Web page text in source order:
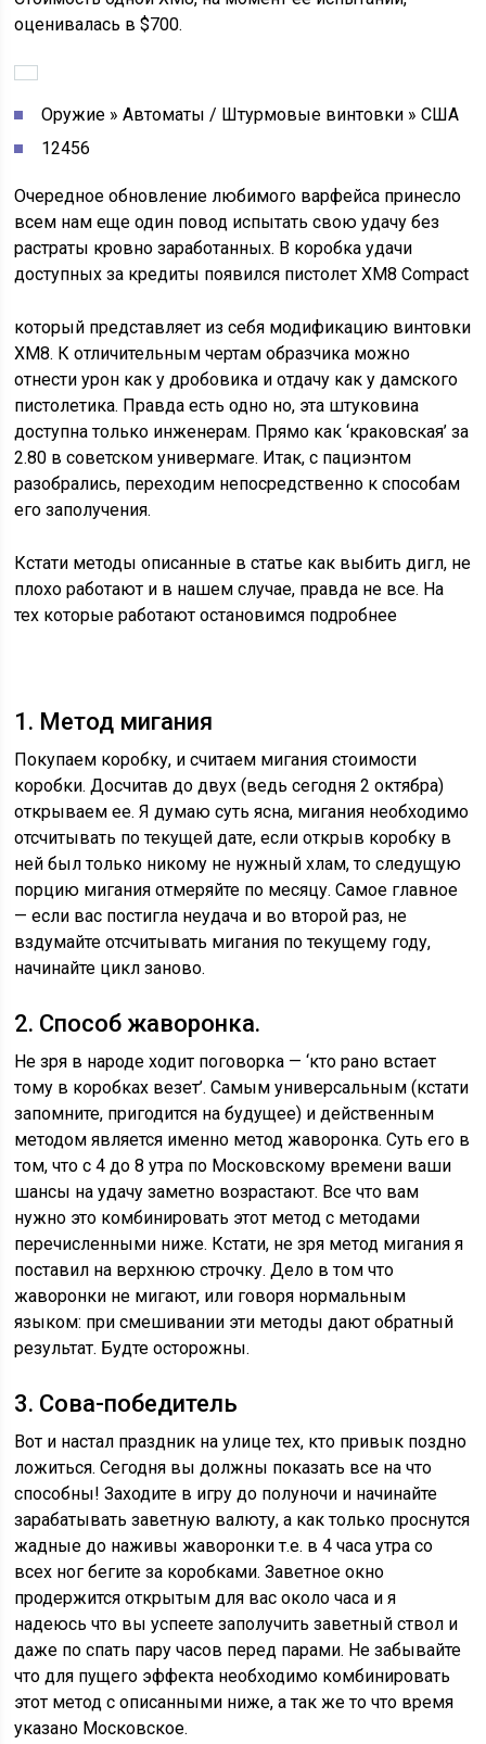
оценивалась в $700.
Оружие » Автоматы / Штурмовые винтовки » США
12456
Очередное обновление любимого варфейса принесло
всем нам еще один повод испытать свою удачу без
растраты кровно заработанных. В коробка удачи
доступных за кредиты появился пистолет XM8 Compact
который представляет из себя модификацию винтовки
XM8. К отличительным чертам образчика можно
отнести урон как у дробовика и отдачу как у дамского
пистолетика. Правда есть одно но, эта штуковина
доступна только инженерам. Прямо как ‘краковская’ за
2.80 в советском универмаге. Итак, с пациэнтом
разобрались, переходим непосредственно к способам
его заполучения.
Кстати методы описанные в статье как выбить дигл, не
плохо работают и в нашем случае, правда не все. На
тех которые работают остановимся подробнее
1. Метод мигания
Покупаем коробку, и считаем мигания стоимости
коробки. Досчитав до двух (ведь сегодня 2 октябра)
открываем ее. Я думаю суть ясна, мигания необходимо
отсчитывать по текущей дате, если открыв коробку в
ней был только никому не нужный хлам, то следущую
порцию мигания отмеряйте по месяцу. Самое главное
— если вас постигла неудача и во второй раз, не
вздумайте отсчитывать мигания по текущему году,
начинайте цикл заново.
2. Способ жаворонка.
Не зря в народе ходит поговорка — ‘кто рано встает
тому в коробках везет’. Самым универсальным (кстати
запомните, пригодится на будущее) и действенным
методом является именно метод жаворонка. Суть его в
том, что с 4 до 8 утра по Московскому времени ваши
шансы на удачу заметно возрастают. Все что вам
нужно это комбинировать этот метод с методами
перечисленными ниже. Кстати, не зря метод мигания я
поставил на верхнюю строчку. Дело в том что
жаворонки не мигают, или говоря нормальным
языком: при смешивании эти методы дают обратный
результат. Будте осторожны.
3. Сова-победитель
Вот и настал праздник на улице тех, кто привык поздно
ложиться. Сегодня вы должны показать все на что
способны! Заходите в игру до полуночи и начинайте
зарабатывать заветную валюту, а как только проснутся
жадные до наживы жаворонки т.е. в 4 часа утра со
всех ног бегите за коробками. Заветное окно
продержится открытым для вас около часа и я
надеюсь что вы успеете заполучить заветный ствол и
даже по спать пару часов перед парами. Не забывайте
что для пущего эффекта необходимо комбинировать
этот метод с описанными ниже, а так же то что время
указано Московское.